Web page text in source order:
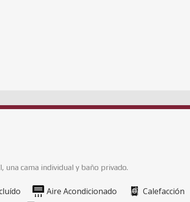
una cama individual y baño privado.
Aire Acondicionado
Calefacción